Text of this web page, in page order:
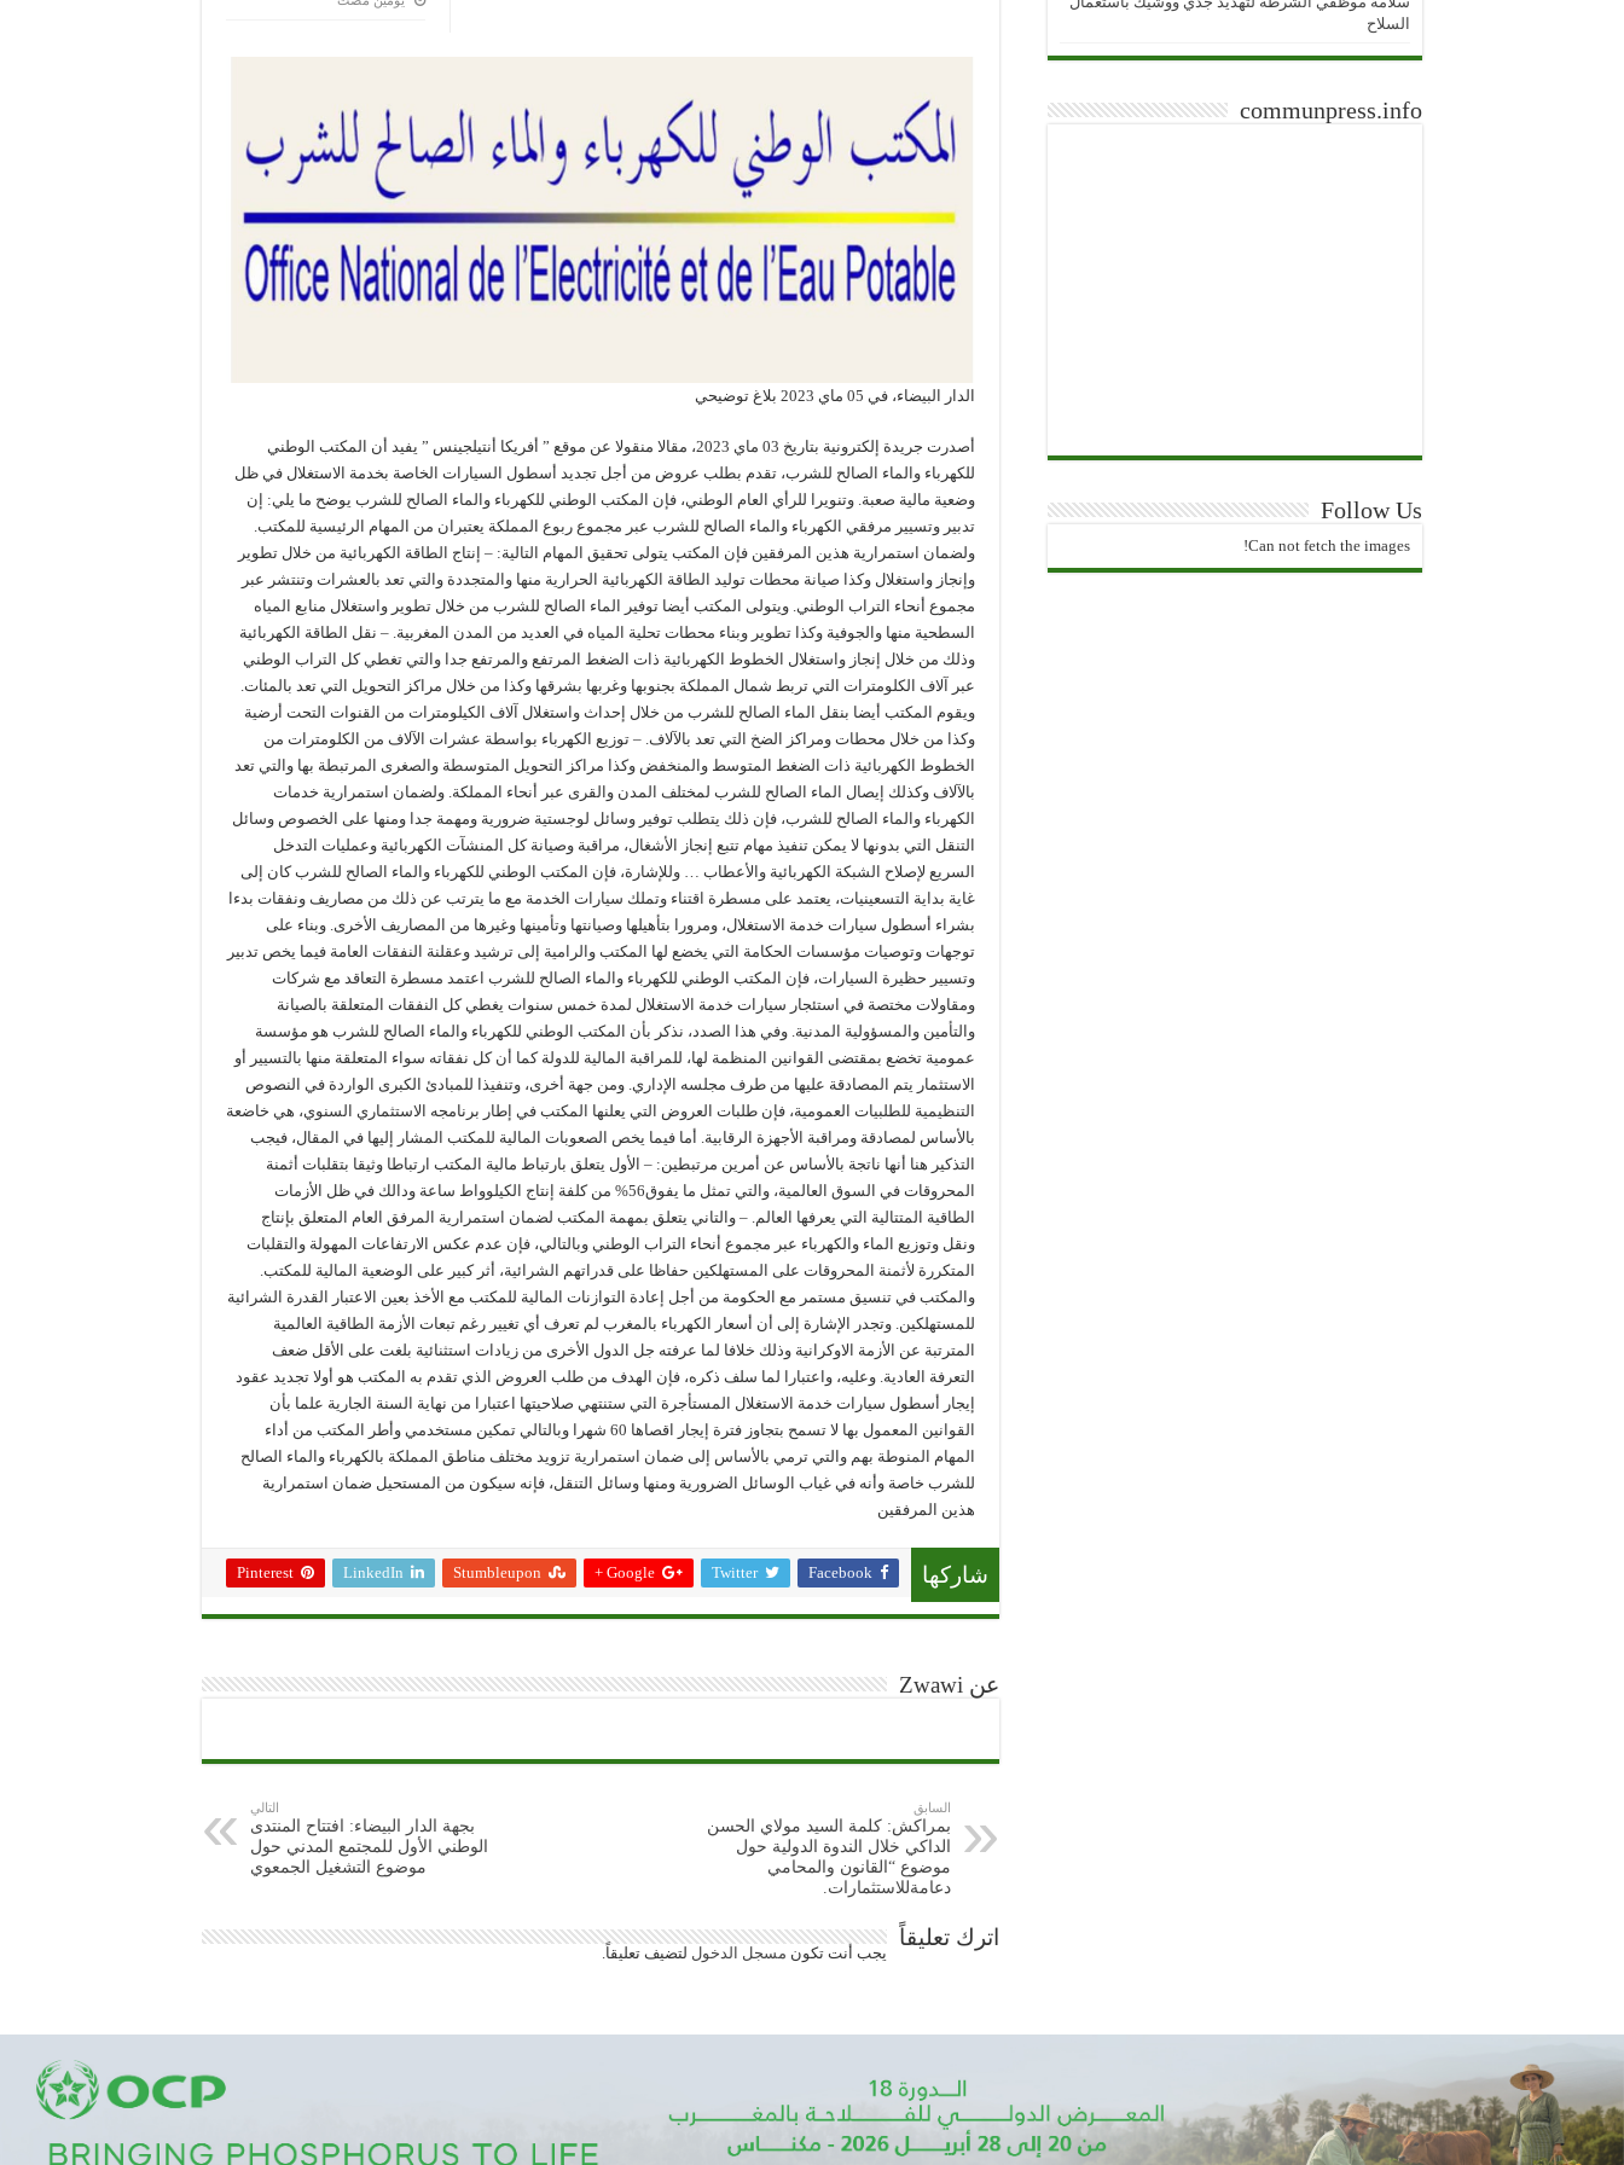
الدار البيضاء، في 05 ماي 2023 بلاغ توضيحي
أصدرت جريدة إلكترونية بتاريخ 03 ماي 2023، مقالا منقولا عن موقع ” أفريكا أنتيلجينس ” يفيد أن المكتب الوطني
للكهرباء والماء الصالح للشرب، تقدم بطلب عروض من أجل تجديد أسطول السيارات الخاصة بخدمة الاستغلال في ظل
وضعية مالية صعبة. وتنويرا للرأي العام الوطني، فإن المكتب الوطني للكهرباء والماء الصالح للشرب يوضح ما يلي: إن
تدبير وتسيير مرفقي الكهرباء والماء الصالح للشرب عبر مجموع ربوع المملكة يعتبران من المهام الرئيسية للمكتب.
ولضمان استمرارية هذين المرفقين فإن المكتب يتولى تحقيق المهام التالية: – إنتاج الطاقة الكهربائية من خلال تطوير
وإنجاز واستغلال وكذا صيانة محطات توليد الطاقة الكهربائية الحرارية منها والمتجددة والتي تعد بالعشرات وتنتشر عبر
مجموع أنحاء التراب الوطني. ويتولى المكتب أيضا توفير الماء الصالح للشرب من خلال تطوير واستغلال منابع المياه
السطحية منها والجوفية وكذا تطوير وبناء محطات تحلية المياه في العديد من المدن المغربية. – نقل الطاقة الكهربائية
وذلك من خلال إنجاز واستغلال الخطوط الكهربائية ذات الضغط المرتفع والمرتفع جدا والتي تغطي كل التراب الوطني
عبر آلاف الكلومترات التي تربط شمال المملكة بجنوبها وغربها بشرقها وكذا من خلال مراكز التحويل التي تعد بالمئات.
ويقوم المكتب أيضا بنقل الماء الصالح للشرب من خلال إحداث واستغلال آلاف الكيلومترات من القنوات التحت أرضية
وكذا من خلال محطات ومراكز الضخ التي تعد بالآلاف. – توزيع الكهرباء بواسطة عشرات الآلاف من الكلومترات من
الخطوط الكهربائية ذات الضغط المتوسط والمنخفض وكذا مراكز التحويل المتوسطة والصغرى المرتبطة بها والتي تعد
بالآلاف وكذلك إيصال الماء الصالح للشرب لمختلف المدن والقرى عبر أنحاء المملكة. ولضمان استمرارية خدمات
الكهرباء والماء الصالح للشرب، فإن ذلك يتطلب توفير وسائل لوجستية ضرورية ومهمة جدا ومنها على الخصوص وسائل
التنقل التي بدونها لا يمكن تنفيذ مهام تتبع إنجاز الأشغال، مراقبة وصيانة كل المنشآت الكهربائية وعمليات التدخل
السريع لإصلاح الشبكة الكهربائية والأعطاب … وللإشارة، فإن المكتب الوطني للكهرباء والماء الصالح للشرب كان إلى
غاية بداية التسعينيات، يعتمد على مسطرة اقتناء وتملك سيارات الخدمة مع ما يترتب عن ذلك من مصاريف ونفقات بدءا
بشراء أسطول سيارات خدمة الاستغلال، ومرورا بتأهيلها وصيانتها وتأمينها وغيرها من المصاريف الأخرى. وبناء على
توجهات وتوصيات مؤسسات الحكامة التي يخضع لها المكتب والرامية إلى ترشيد وعقلنة النفقات العامة فيما يخص تدبير
وتسيير حظيرة السيارات، فإن المكتب الوطني للكهرباء والماء الصالح للشرب اعتمد مسطرة التعاقد مع شركات
ومقاولات مختصة في استئجار سيارات خدمة الاستغلال لمدة خمس سنوات يغطي كل النفقات المتعلقة بالصيانة
والتأمين والمسؤولية المدنية. وفي هذا الصدد، نذكر بأن المكتب الوطني للكهرباء والماء الصالح للشرب هو مؤسسة
عمومية تخضع بمقتضى القوانين المنظمة لها، للمراقبة المالية للدولة كما أن كل نفقاته سواء المتعلقة منها بالتسيير أو
الاستثمار يتم المصادقة عليها من طرف مجلسه الإداري. ومن جهة أخرى، وتنفيذا للمبادئ الكبرى الواردة في النصوص
التنظيمية للطلبيات العمومية، فإن طلبات العروض التي يعلنها المكتب في إطار برنامجه الاستثماري السنوي، هي خاضعة
بالأساس لمصادقة ومراقبة الأجهزة الرقابية. أما فيما يخص الصعوبات المالية للمكتب المشار إليها في المقال، فيجب
التذكير هنا أنها ناتجة بالأساس عن أمرين مرتبطين: – الأول يتعلق بارتباط مالية المكتب ارتباطا وثيقا بتقلبات أثمنة
المحروقات في السوق العالمية، والتي تمثل ما يفوق56% من كلفة إنتاج الكيلوواط ساعة ودالك في ظل الأزمات
الطاقية المتتالية التي يعرفها العالم. – والتاني يتعلق بمهمة المكتب لضمان استمرارية المرفق العام المتعلق بإنتاج
ونقل وتوزيع الماء والكهرباء عبر مجموع أنحاء التراب الوطني وبالتالي، فإن عدم عكس الارتفاعات المهولة والتقلبات
المتكررة لأثمنة المحروقات على المستهلكين حفاظا على قدراتهم الشرائية، أثر كبير على الوضعية المالية للمكتب.
والمكتب في تنسيق مستمر مع الحكومة من أجل إعادة التوازنات المالية للمكتب مع الأخذ بعين الاعتبار القدرة الشرائية
للمستهلكين. وتجدر الإشارة إلى أن أسعار الكهرباء بالمغرب لم تعرف أي تغيير رغم تبعات الأزمة الطاقية العالمية
المترتبة عن الأزمة الاوكرانية وذلك خلافا لما عرفته جل الدول الأخرى من زيادات استثنائية بلغت على الأقل ضعف
التعرفة العادية. وعليه، واعتبارا لما سلف ذكره، فإن الهدف من طلب العروض الذي تقدم به المكتب هو أولا تجديد عقود
إيجار أسطول سيارات خدمة الاستغلال المستأجرة التي ستنتهي صلاحيتها اعتبارا من نهاية السنة الجارية علما بأن
القوانين المعمول بها لا تسمح بتجاوز فترة إيجار اقصاها 60 شهرا وبالتالي تمكين مستخدمي وأطر المكتب من أداء
المهام المنوطة بهم والتي ترمي بالأساس إلى ضمان استمرارية تزويد مختلف مناطق المملكة بالكهرباء والماء الصالح
للشرب خاصة وأنه في غياب الوسائل الضرورية ومنها وسائل التنقل، فإنه سيكون من المستحيل ضمان استمرارية
هذين المرفقين
شاركها Facebook
Twitter
Google +
Stumbleupon
LinkedIn
Pinterest
عن Zwawi
السابق
بمراكش: كلمة السيد مولاي الحسن
الداكي خلال الندوة الدولية حول
موضوع “القانون والمحامي
دعامةللاستثمارات.
التالي
بجهة الدار البيضاء: افتتاح المنتدى
الوطني الأول للمجتمع المدني حول
موضوع التشغيل الجمعوي
اترك تعليقاً
يجب أنت تكون مسجل الدخول لتضيف تعليقاً.
السلاح
communpress.info
Follow Us
Can not fetch the images!